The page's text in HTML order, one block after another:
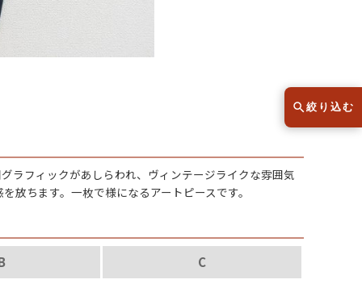
レディース
こだわりから探す
ラフィックがあしらわれ、ヴィンテージライクな雰囲気
放ちます。一枚で様になるアートピースです。
C
絞り込む